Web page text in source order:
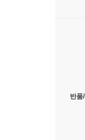
반품